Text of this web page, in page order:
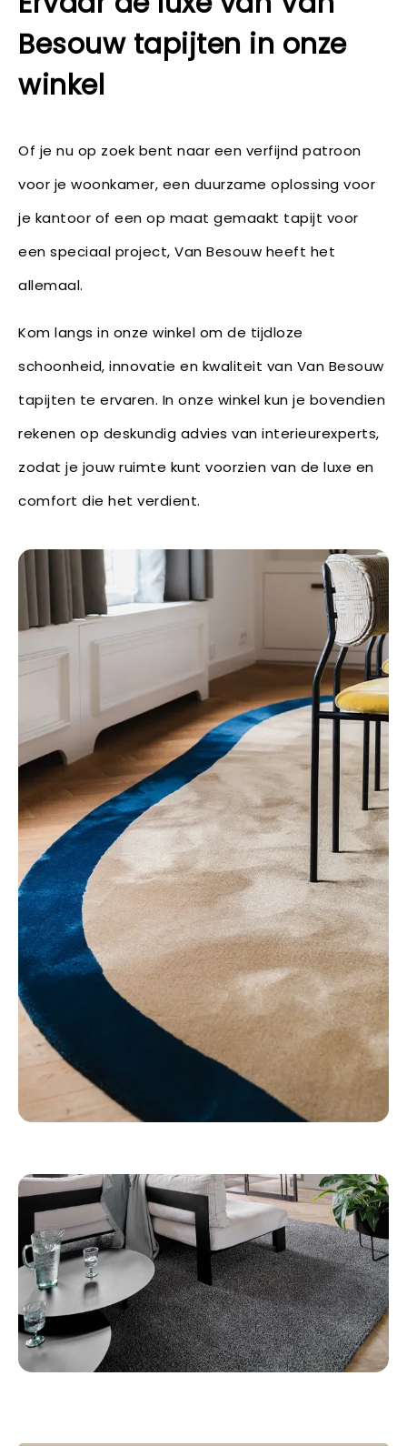
Besouw tapijten in onze
winkel
Of je nu op zoek bent naar een verfijnd patroon
voor je woonkamer, een duurzame oplossing voor
je kantoor of een op maat gemaakt tapijt voor
een speciaal project, Van Besouw heeft het
allemaal.
Kom langs in onze winkel om de tijdloze
schoonheid, innovatie en kwaliteit van Van Besouw
tapijten te ervaren. In onze winkel kun je bovendien
rekenen op deskundig advies van interieurexperts,
zodat je jouw ruimte kunt voorzien van de luxe en
comfort die het verdient.